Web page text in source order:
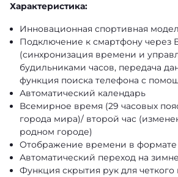
Характеристика:
Инновационная спортивная
Подключение к смартфону через
(синхронизация времени и
будильниками часов, передача
функция поиска телефона с
Автоматический календарь
Всемирное время (29 часовых
города мира)/ второй час
родном городе)
Отображение времени в формате
Автоматический переход на
Функция скрытия рук для четкого